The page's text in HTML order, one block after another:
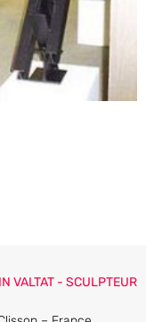
VALTAT - SCULPTEUR